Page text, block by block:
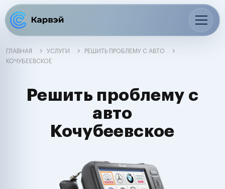
ГЛАВНАЯ УСЛУГИ
РЕШИТЬ ПРОБЛЕМУ С АВТО
КОЧУБЕЕВСКОЕ
Решить проблему с
авто
Кочубеевское